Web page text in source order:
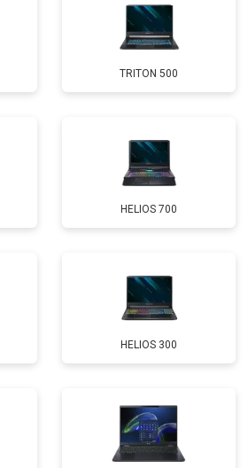
от 2200 ₽ Заказать
от 3500 ₽ Заказать
от 2200 ₽ Заказать
от 2600 ₽ Заказать
от 2600 ₽ Заказать
от 1100 ₽ Заказать
от 3500 ₽ Заказать
от 3990 ₽ Заказать
TRITON 500
HELIOS 700
HELIOS 300